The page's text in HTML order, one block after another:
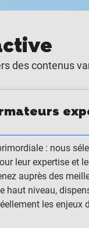
des contenus
: nous
leur expertise et
auprès des
haut niveau,
les enjeux